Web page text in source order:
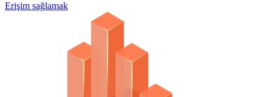
Erişim sağlamak